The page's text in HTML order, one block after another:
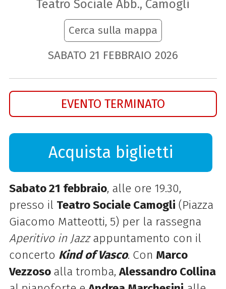
Teatro Sociale Abb., Camogli
Cerca sulla mappa
SABATO 21 FEBBRAIO 2026
EVENTO TERMINATO
Acquista biglietti
Sabato 21 febbraio, alle ore 19.30,
presso il Teatro Sociale Camogli (Piazza
Giacomo Matteotti, 5) per la rassegna
Aperitivo in Jazzappuntamento con il
concerto Kind of Vasco. Con Marco
Vezzoso alla tromba,Alessandro Collina